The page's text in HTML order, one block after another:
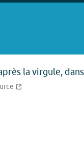
la virgule,